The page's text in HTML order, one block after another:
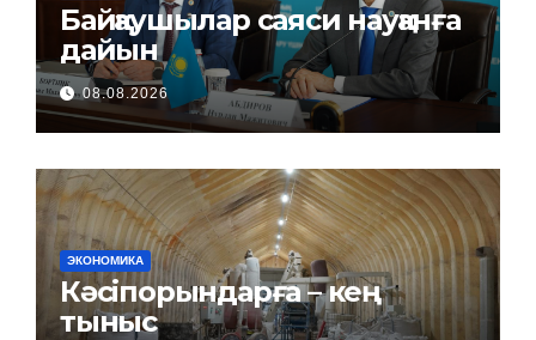
Байқаушылар саяси науқанға
дайын
08.08.2026
ЭКОНОМИКА
Кәсіпорындарға – кең
тыныс